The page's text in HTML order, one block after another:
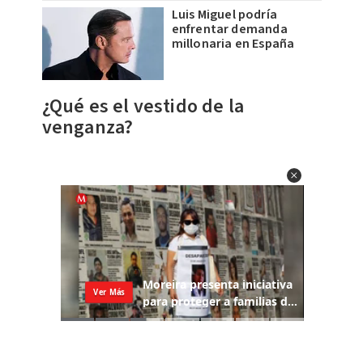
Luis Miguel podría
enfrentar demanda
millonaria en España
¿Qué es el vestido de la
venganza?